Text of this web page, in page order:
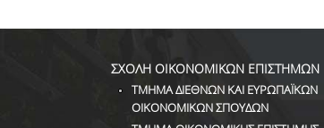
ΣΧΟΛΗ ΟΙΚΟΝΟΜΙΚΩΝ ΕΠΙΣΤΗΜΩΝ
ΤΜΗΜΑ ΔΙΕΘΝΩΝ ΚΑΙ ΕΥΡΩΠΑΪΚΩΝ
ΟΙΚΟΝΟΜΙΚΩΝ ΣΠΟΥΔΩΝ